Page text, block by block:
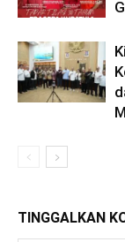
TINGGALKAN